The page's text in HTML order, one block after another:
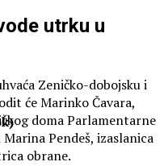
utrku u
Zeničko-dobojsku i
će Marinko Čavara,
doma Parlamentarne
Pendeš, izaslanica
obrane.